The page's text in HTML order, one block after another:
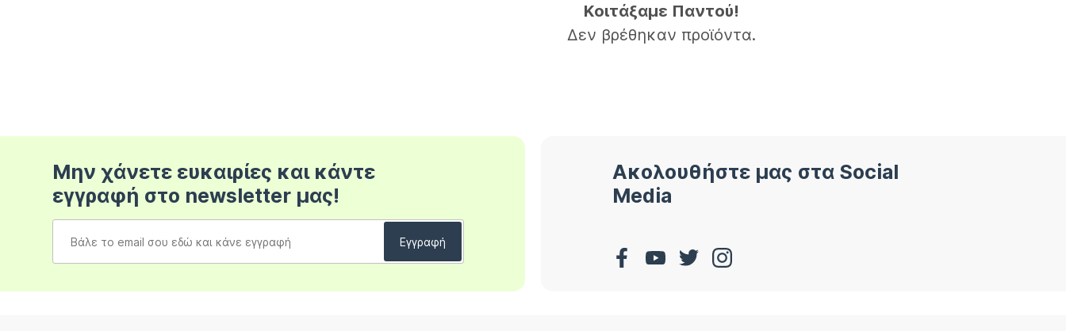
Κοιτάξαμε Παντού!
Δεν βρέθηκαν προϊόντα.
Μην χάνετε ευκαιρίες και κάντε
εγγραφή στο newsletter μας!
Ακολουθήστε μας στα Social
Media